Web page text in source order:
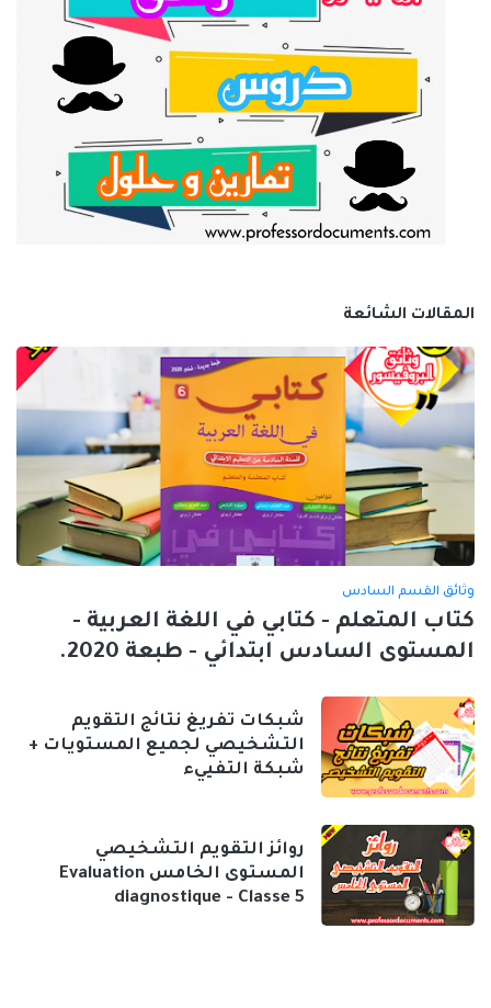
المقالات الشائعة
وثائق القسم السادس
كتاب المتعلم - كتابي في اللغة العربية -
المستوى السادس ابتدائي - طبعة 2020.
شبكات تفريغ نتائج التقويم
التشخيصي لجميع المستويات +
شبكة التفييء
روائز التقويم التشخيصي
المستوى الخامس Evaluation
diagnostique - Classe 5